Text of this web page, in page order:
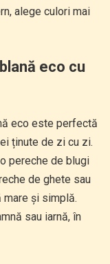
alege culori mai
eco cu
eco este perfectă
ținute de zi cu zi.
pereche de blugi
de ghete sau
mare și simplă.
sau iarnă, în